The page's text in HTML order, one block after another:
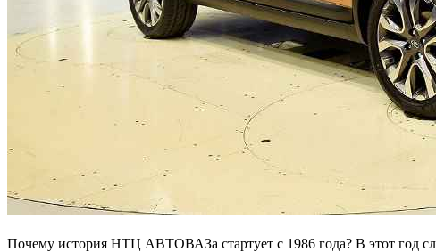
Почему история НТЦ АВТОВАЗа стартует с 1986 года? В этот год